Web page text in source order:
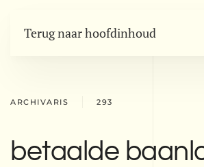
Terug naar hoofdinhoud
ARCHIVARIS 293
betaalde